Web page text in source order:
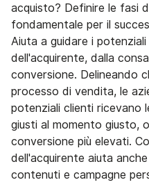
acquisto? Definire le fasi
fondamentale per il
Aiuta a guidare i
dell'acquirente, dalla
conversione. Delineando
processo di vendita, le
potenziali clienti ricevano
giusti al momento giusto,
conversione più elevati.
dell'acquirente aiuta
contenuti e campagne